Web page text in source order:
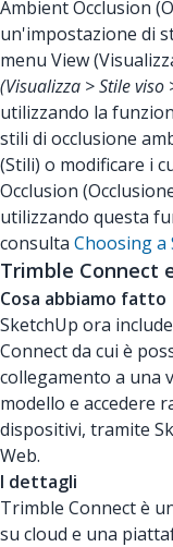
Ambient Occlusion
un'impostazione di
menu View
(Visualizza > Stile
utilizzando la
stili di occlusione
(Stili) o modificare i
Occlusion
utilizzando questa
consulta Choosing a
Trimble Connect
Cosa abbiamo fatto
SketchUp ora
Connect da cui è
collegamento a una
modello e accedere
dispositivi, tramite
Web.
I dettagli
Trimble Connect è
su cloud e una